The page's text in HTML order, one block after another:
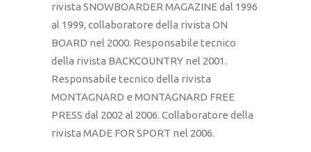
rivista SNOWBOARDER MAGAZINE dal 1996
al 1999, collaboratore della rivista ON
BOARD nel 2000. Responsabile tecnico
della rivista BACKCOUNTRY nel 2001.
Responsabile tecnico della rivista
MONTAGNARD e MONTAGNARD FREE
PRESS dal 2002 al 2006. Collaboratore della
rivista MADE FOR SPORT nel 2006.